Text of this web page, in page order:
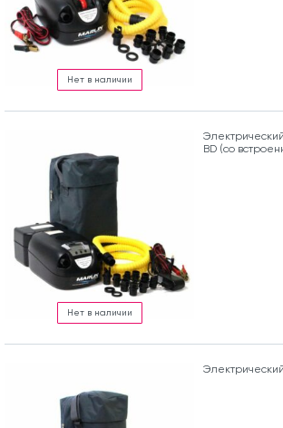
Нет в наличии
Нет в наличии
BD (со